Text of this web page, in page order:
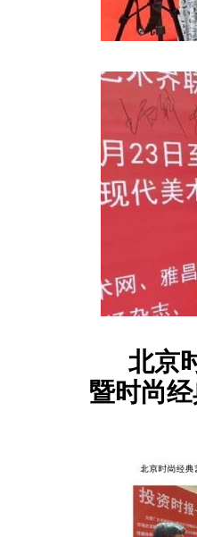
北京
暨时尚